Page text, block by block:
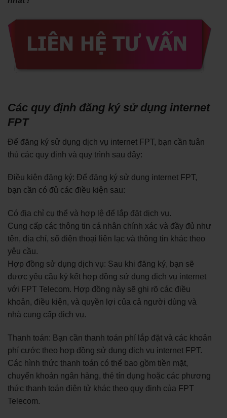
Các quy định đăng ký sử dụng internet
FPT
Để đăng ký sử dụng dịch vụ internet FPT, bạn cần tuân
thủ các quy định và quy trình sau đây:
Điều kiện đăng ký: Để đăng ký sử dụng internet FPT,
bạn cần có đủ các điều kiện sau:
Có địa chỉ cụ thể và hợp lệ để lắp đặt dịch vụ.
Cung cấp các thông tin cá nhân chính xác và đầy đủ như
tên, địa chỉ, số điện thoại liên lạc và thông tin khác theo
yêu cầu.
Hợp đồng sử dụng dịch vụ: Sau khi đăng ký, bạn sẽ
được yêu cầu ký kết hợp đồng sử dụng dịch vụ internet
với FPT Telecom. Hợp đồng này sẽ ghi rõ các điều
khoản, điều kiện, và quyền lợi của cả người dùng và
nhà cung cấp dịch vụ.
Thanh toán: Bạn cần thanh toán phí lắp đặt và các khoản
phí cước theo hợp đồng sử dụng dịch vụ internet FPT.
Các hình thức thanh toán có thể bao gồm tiền mặt,
chuyển khoản ngân hàng, thẻ tín dụng hoặc các phương
thức thanh toán điện tử khác theo quy định của FPT
Telecom.